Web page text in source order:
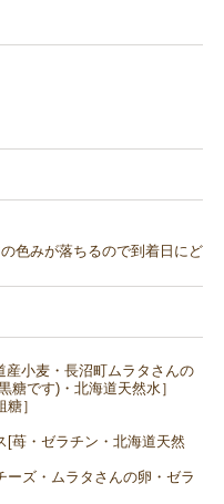
色みが落ちるので到着日にど
小麦・長沼町ムラタさんの
糖です)・北海道天然水］
］
苺・ゼラチン・北海道天然
ズ・ムラタさんの卵・ゼラ